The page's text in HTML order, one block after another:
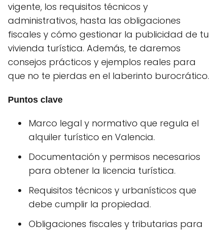
vigente, los requisitos técnicos y
administrativos, hasta las obligaciones
fiscales y cómo gestionar la publicidad de tu
vivienda turística. Además, te daremos
consejos prácticos y ejemplos reales para
que no te pierdas en el laberinto burocrático.
Puntos clave
Marco legal y normativo que regula el
alquiler turístico en Valencia.
Documentación y permisos necesarios
para obtener la licencia turística.
Requisitos técnicos y urbanísticos que
debe cumplir la propiedad.
Obligaciones fiscales y tributarias para